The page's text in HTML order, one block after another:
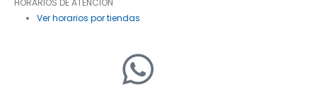
Ver horarios por tiendas